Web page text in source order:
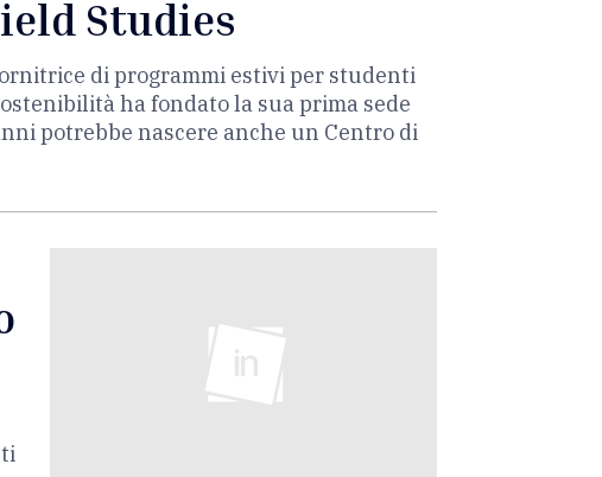
Studies
di programmi estivi per studenti
ha fondato la sua prima sede
potrebbe nascere anche un Centro di